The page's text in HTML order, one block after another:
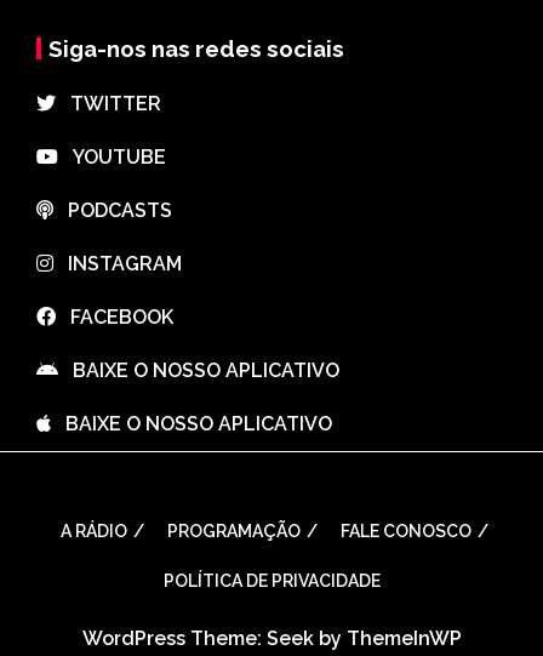
Siga-nos nas redes sociais
⠀TWITTER
⠀YOUTUBE
⠀PODCASTS
⠀INSTAGRAM
⠀FACEBOOK
⠀BAIXE O NOSSO APLICATIVO
⠀BAIXE O NOSSO APLICATIVO
A RÁDIO PROGRAMAÇÃO FALE CONOSCO
POLÍTICA DE PRIVACIDADE
WordPress Theme: Seek by ThemeInWP